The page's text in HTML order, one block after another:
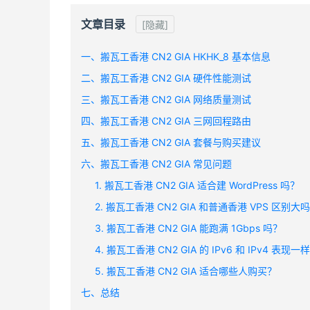
文章目录 [隐藏]
一、搬瓦工香港 CN2 GIA HKHK_8 基本信息
二、搬瓦工香港 CN2 GIA 硬件性能测试
三、搬瓦工香港 CN2 GIA 网络质量测试
四、搬瓦工香港 CN2 GIA 三网回程路由
五、搬瓦工香港 CN2 GIA 套餐与购买建议
六、搬瓦工香港 CN2 GIA 常见问题
1. 搬瓦工香港 CN2 GIA 适合建 WordPress 吗？
2. 搬瓦工香港 CN2 GIA 和普通香港 VPS 区别大吗
3. 搬瓦工香港 CN2 GIA 能跑满 1Gbps 吗？
4. 搬瓦工香港 CN2 GIA 的 IPv6 和 IPv4 表现一样
5. 搬瓦工香港 CN2 GIA 适合哪些人购买？
七、总结